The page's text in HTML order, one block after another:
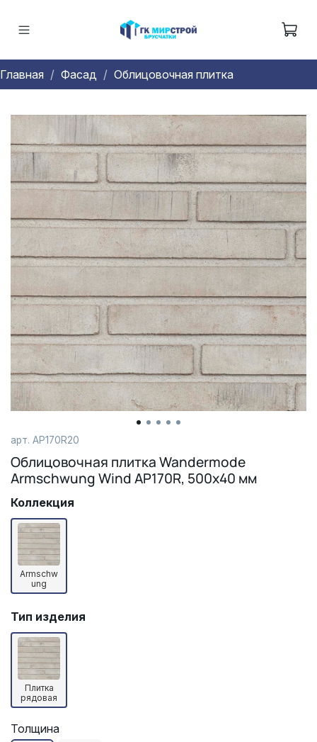
Главная Фасад Облицовочная плитка
арт. AP170R20
Облицовочная плитка Wandermode
Armschwung Wind AP170R, 500х40 мм
Коллекция
Armschw
ung
Тип изделия
Плитка
рядовая
Толщина